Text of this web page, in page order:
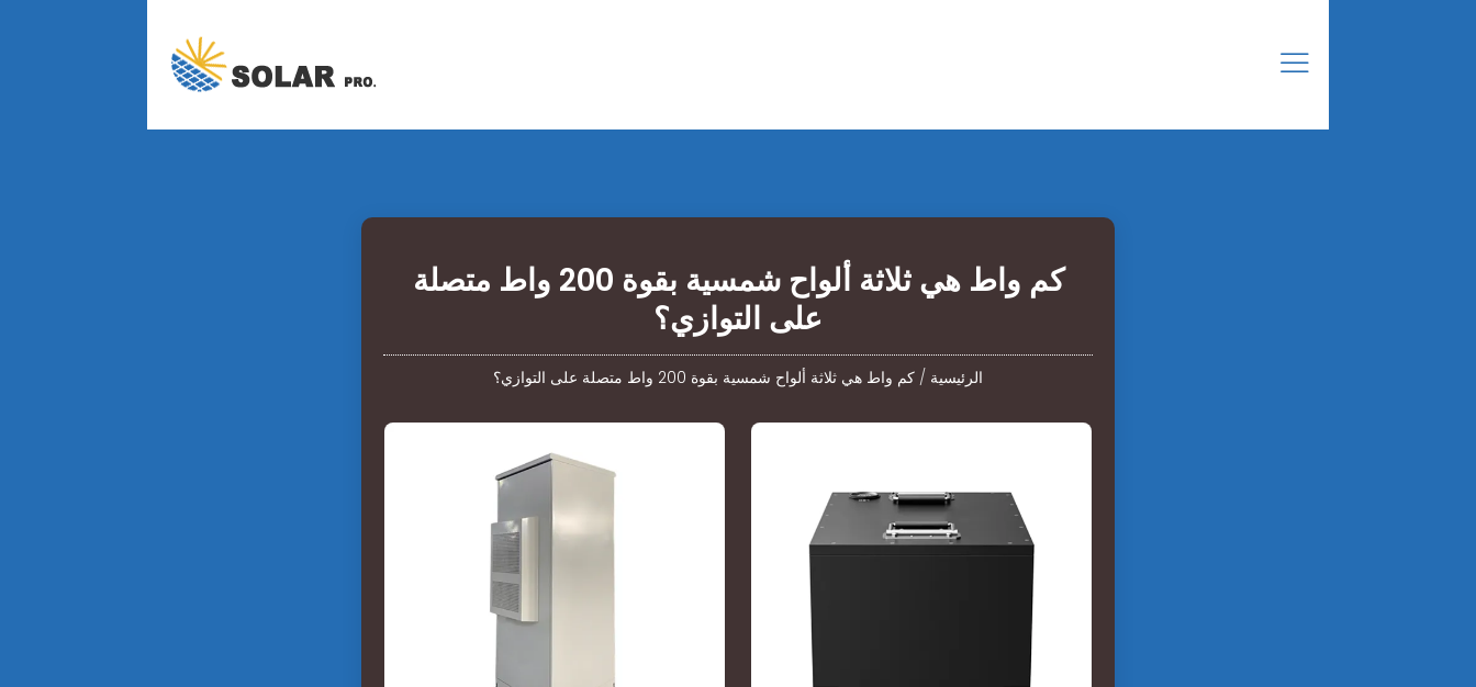
كم واط هي ثلاثة ألواح شمسية بقوة 200 واط متصلة
على التوازي؟
الرئيسية / كم واط هي ثلاثة ألواح شمسية بقوة 200 واط متصلة على التوازي؟